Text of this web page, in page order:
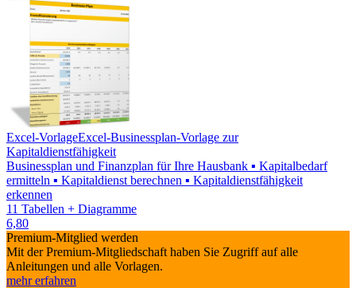
Excel-VorlageExcel-Businessplan-Vorlage zur
Kapitaldienstfähigkeit
Businessplan und Finanzplan für Ihre Hausbank ▪ Kapitalbedarf
ermitteln ▪ Kapitaldienst berechnen ▪ Kapitaldienstfähigkeit
erkennen
11 Tabellen + Diagramme
6,80
Premium-Mitglied werden
Mit der Premium-Mitgliedschaft haben Sie Zugriff auf alle
Anleitungen und alle Vorlagen.
mehr erfahren